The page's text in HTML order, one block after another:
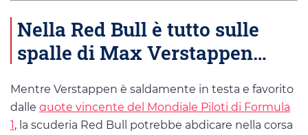
Nella Red Bull è tutto sulle
spalle di Max Verstappen…
Mentre Verstappen è saldamente in testa e favorito
dalle quote vincente del Mondiale Piloti di Formula
1, la scuderia Red Bull potrebbe abdicare nella corsa